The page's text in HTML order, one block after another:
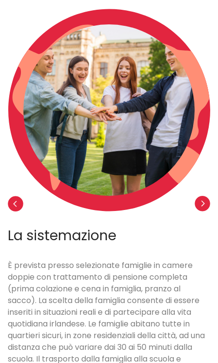
La sistemazione
È prevista presso selezionate famiglie in camere
doppie con trattamento di pensione completa
(prima colazione e cena in famiglia, pranzo al
sacco). La scelta della famiglia consente di essere
inseriti in situazioni reali e di partecipare alla vita
quotidiana irlandese. Le famiglie abitano tutte in
quartieri sicuri, in zone residenziali della città, ad una
distanza che può variare dai 30 ai 50 minuti dalla
scuola. Il trasporto dalla famiglia alla scuola e